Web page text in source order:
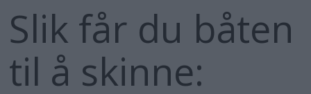
Slik får du båten
til å skinne: